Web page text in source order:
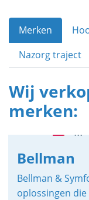
Merken
Nazorg traject
Wij
merken:
Bellman
Bellman &
oplossingen